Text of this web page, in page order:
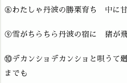
⑧わたしゃ丹波の勝栗育ち 中に
⑨雪がちらちら丹波の宿に 猪が
⑩デカンショデカンショと唄うて
までも